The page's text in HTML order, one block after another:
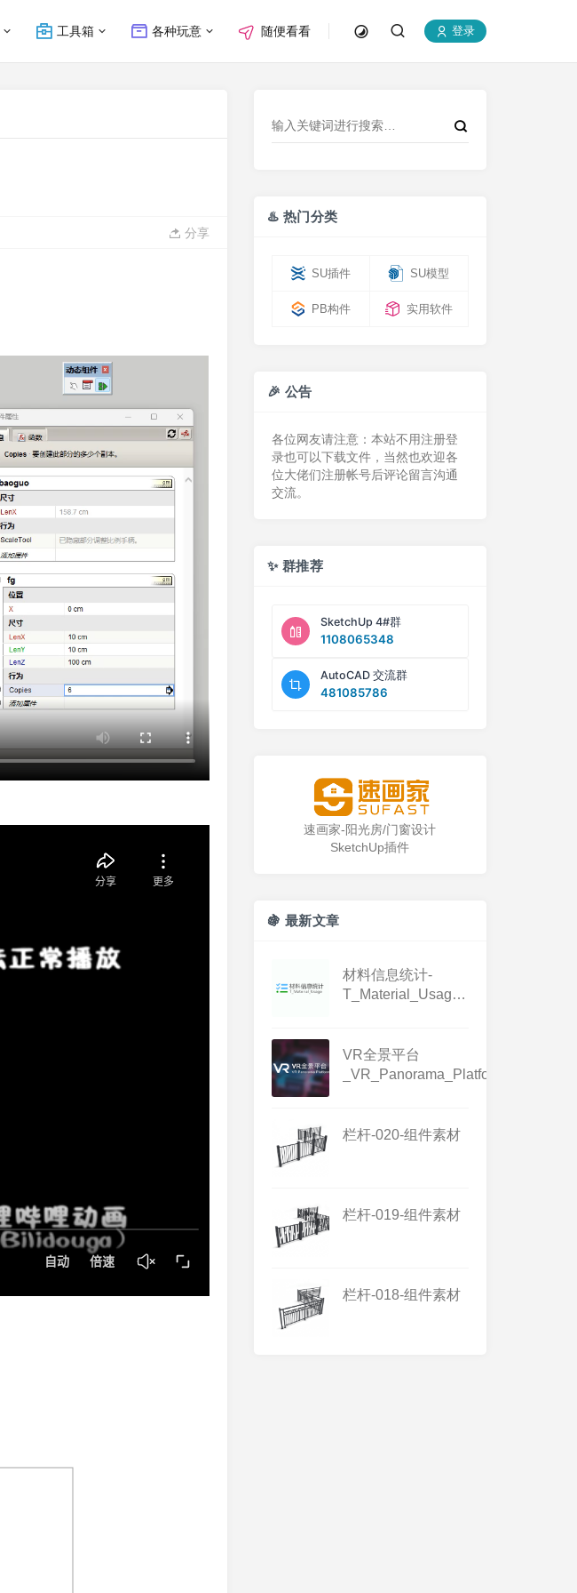
工具箱 各种玩意 随便看看 登录
分享
♨️ 热门分类
SU插件 SU模型
PB构件 实用软件
🎉 公告
各位网友请注意：本站不用注册登
录也可以下载文件，当然也欢迎各
位大佬们注册帐号后评论留言沟通
交流。
✨ 群推荐
SketchUp 4#群
1108065348
AutoCAD 交流群
481085786
速画家-阳光房/门窗设计
SketchUp插件
🍇 最新文章
材料信息统计-
T_Material_Usage-
VR全景平台
_VR_Panorama_Platform_1.0.0
栏杆-020-组件素材
栏杆-019-组件素材
栏杆-018-组件素材